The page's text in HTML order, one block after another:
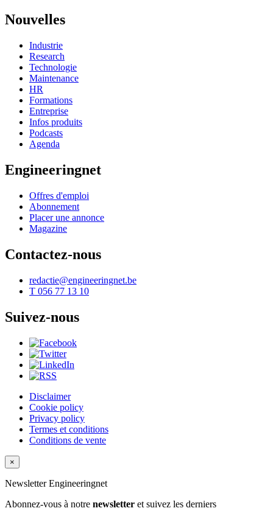
Nouvelles
Industrie
Research
Technologie
Maintenance
HR
Formations
Entreprise
Infos produits
Podcasts
Agenda
Engineeringnet
Offres d'emploi
Abonnement
Placer une annonce
Magazine
Contactez-nous
redactie@engineeringnet.be
T 056 77 13 10
Suivez-nous
Disclaimer
Cookie policy
Privacy policy
Termes et conditions
Conditions de vente
×
NewsletterEngineeringnet
Abonnez-vous à notre newsletter et suivez les derniers